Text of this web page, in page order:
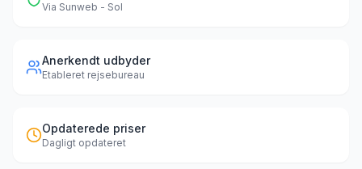
Via Sunweb - Sol
Anerkendt udbyder
Etableret rejsebureau
Opdaterede priser
Dagligt opdateret